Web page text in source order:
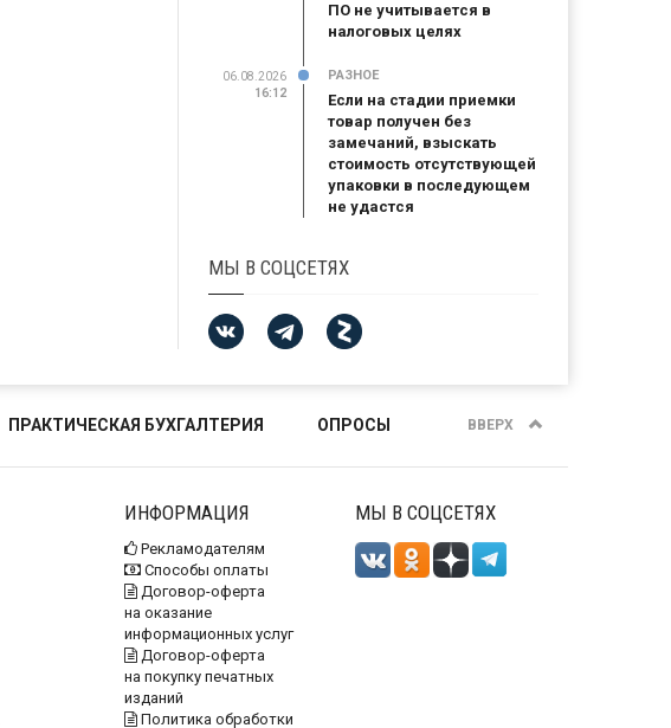
ПО не учитывается в
налоговых целях
06.08.2026
16:12
РАЗНОЕ
Если на стадии приемки
товар получен без
замечаний, взыскать
стоимость отсутствующей
упаковки в последующем
не удастся
МЫ В СОЦСЕТЯХ
ПРАКТИЧЕСКАЯ БУХГАЛТЕРИЯ ОПРОСЫ ВВЕРХ
ИНФОРМАЦИЯ
Рекламодателям
Способы оплаты
Договор-оферта
на оказание
информационных услуг
Договор-оферта
на покупку печатных
изданий
Политика обработки
МЫ В СОЦСЕТЯХ